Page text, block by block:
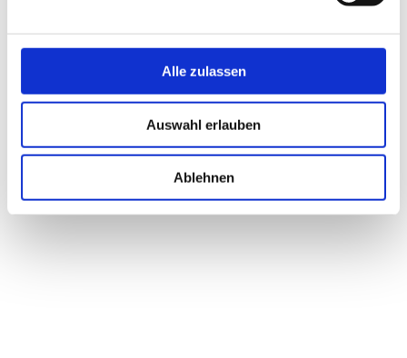
Alle zulassen
Auswahl erlauben
Ablehnen